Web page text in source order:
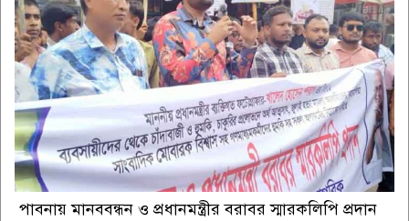
পাবনায় মানববন্ধন ও প্রধানমন্ত্রীর বরাবর স্মারকলিপি প্রদান